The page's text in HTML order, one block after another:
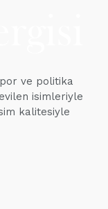
ve politika
isimleriyle
kalitesiyle